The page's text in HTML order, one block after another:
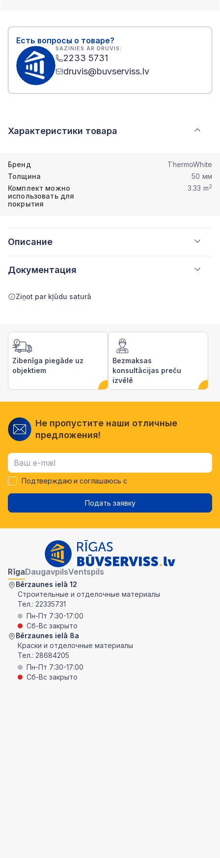
Есть вопросы о товаре?
SAZINIES AR DRUVIS:
2233 5731
druvis@buvserviss.lv
Характеристики товара
Бренд
ThermoWhite
Толщина
50 мм
Комплект можно
использовать для
покрытия
3.33 m2
Описание
Документация
Ziņot par kļūdu saturā
Zibenīga piegāde uz
objektiem
Bezmaksas
konsultācijas preču
izvēlē
Не пропустите наши отличные
предложения!
Подтверждаю и соглашаюсь с
Подать заявку
RīgaDaugavpilsVentspils
Bērzaunes ielā 12
Строительные и отделочные материалы
Тел.: 22335731
Пн-Пт 7:30-17:00
Сб-Вс закрыто
Bērzaunes ielā 8a
Краски и отделочные материалы
Тел.: 28684205
Пн-Пт 7:30-17:00
Сб-Вс закрыто